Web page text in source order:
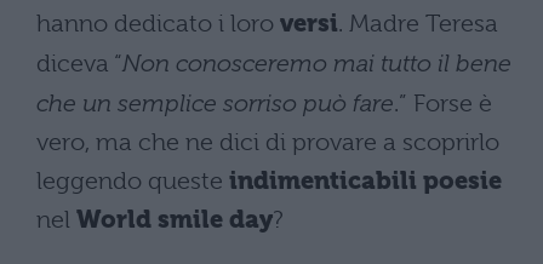
hanno dedicato i loro versi. Madre Teresa
diceva “Non conosceremo mai tutto il bene
che un semplice sorriso può fare.” Forse è
vero, ma che ne dici di provare a scoprirlo
leggendo queste indimenticabili poesie
nel World smile day?